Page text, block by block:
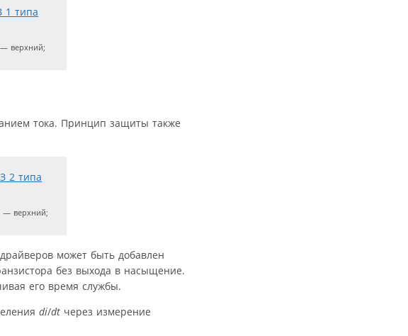
верхний;
тока. Принцип защиты также
— верхний;
может быть добавлен
без выхода в насыщение.
его время службы.
di/dt через измерение